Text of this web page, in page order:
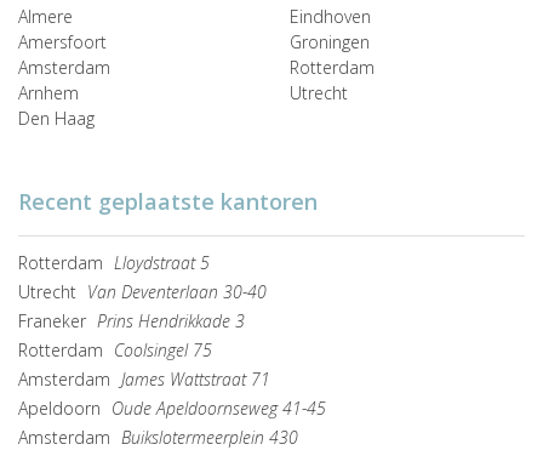
Almere
Amersfoort
Amsterdam
Arnhem
Den Haag
Eindhoven
Groningen
Rotterdam
Utrecht
Recent geplaatste kantoren
Rotterdam Lloydstraat 5
Utrecht Van Deventerlaan 30-40
Franeker Prins Hendrikkade 3
Rotterdam Coolsingel 75
Amsterdam James Wattstraat 71
Apeldoorn Oude Apeldoornseweg 41-45
Amsterdam Buikslotermeerplein 430